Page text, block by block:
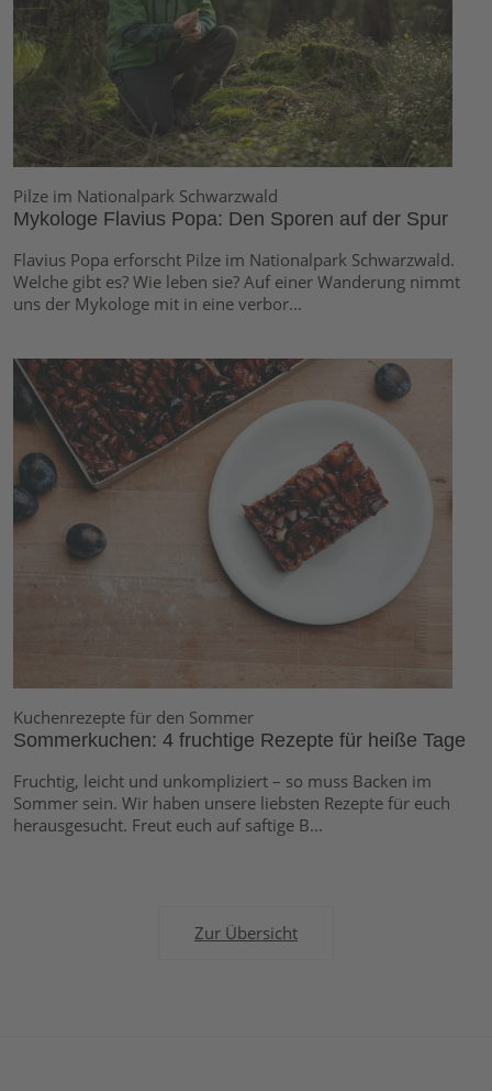
Pilze im Nationalpark Schwarzwald
Mykologe Flavius Popa: Den Sporen auf der Spur
Flavius Popa erforscht Pilze im Nationalpark Schwarzwald.
Welche gibt es? Wie leben sie? Auf einer Wanderung nimmt
uns der Mykologe mit in eine verbor...
Kuchenrezepte für den Sommer
Sommerkuchen: 4 fruchtige Rezepte für heiße Tage
Fruchtig, leicht und unkompliziert – so muss Backen im
Sommer sein. Wir haben unsere liebsten Rezepte für euch
herausgesucht. Freut euch auf saftige B...
Zur Übersicht